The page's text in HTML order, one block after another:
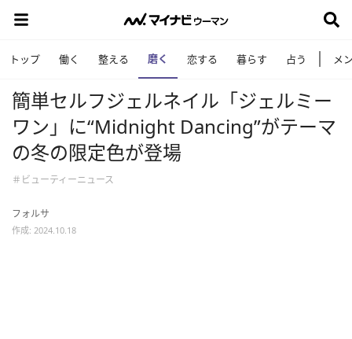
トップ 働く 整える 磨く 恋する 暮らす 占う メ
簡単セルフジェルネイル「ジェルミー
ワン」に“Midnight Dancing”がテーマ
の冬の限定色が登場
＃ビューティーニュース
フォルサ
作成: 2024.10.18